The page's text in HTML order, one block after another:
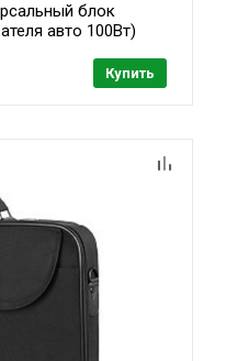
блок
авто 100Вт)
Купить